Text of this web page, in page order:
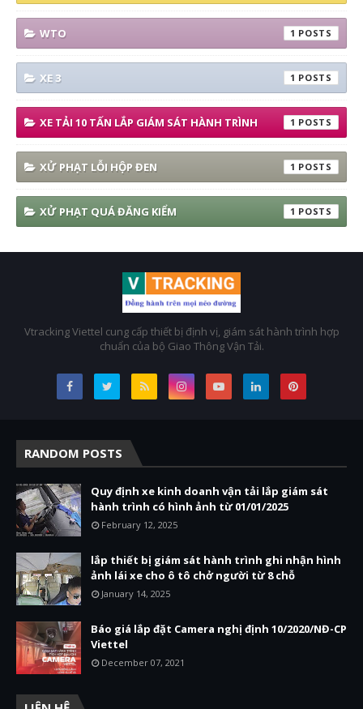
WTO 1
XE 3 1
XE TẢI 10 TẤN LẮP GIÁM SÁT HÀNH TRÌNH 1
XỬ PHẠT LỖI HỘP ĐEN 1
XỬ PHẠT QUÁ ĐĂNG KIỂM 1
Vtracking Viettel cung cấp thiết bị định vị, giám sát hành trình hợp
chuẩn của bộ Giao Thông Vận Tải.
RANDOM POSTS
Quy định xe kinh doanh vận tải lắp giám sát
hành trình có hình ảnh từ 01/01/2025
February 12, 2025
lắp thiết bị giám sát hành trình ghi nhận hình
ảnh lái xe cho ô tô chở người từ 8 chỗ
January 14, 2025
Báo giá lắp đặt Camera nghị định 10/2020/NĐ-CP
Viettel
December 07, 2021